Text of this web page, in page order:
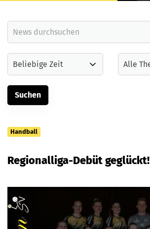
Handball
Regionalliga-Debüt geglückt!